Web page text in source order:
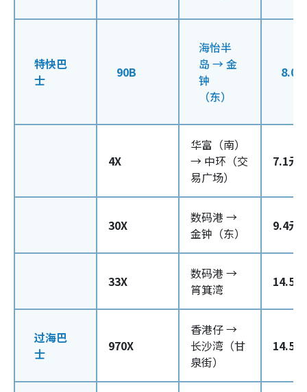
特快巴
士
90B
海怡半
岛 → 金
钟
（东）
8.0元
4X
华富（南）
→ 中环（交
易广场）
7.1元
30X
数码港 →
金钟（东）
9.4元
33X
数码港 →
筲箕湾
14.5元
过海巴
士
970X
香港仔 →
长沙湾（甘
泉街）
14.5元